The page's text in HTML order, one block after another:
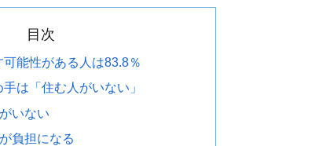
目次
能性がある人は83.8％
は「住む人がいない」
いない
負担になる